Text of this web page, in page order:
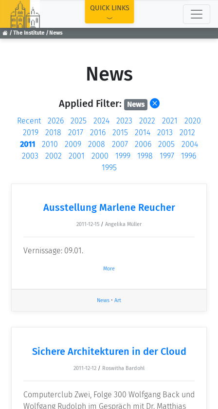
The Institute News
QUICK LINKS
News
Applied Filter: News
Recent 2026 2025 2024 2023 2022 2021
2020
2019
2018 2017 2016 2015 2014 2013
2012
2011
2010 2009 2008 2007 2006 2005
2004
2003
2002 2001 2000 1999 1998 1997
1996
1995
Ausstellung Marlene Reucher
2011-12-15 / Angelika Müller
Vernissage: 09.01.
More
News • Art
Sichere Architekturen in der Cloud
2011-12-12 / Roswitha Bardohl
Computerclub Zwei, Folge 300 Wolfgang Back und
Wolfgang Rudolph im Gespräch mit Dr. Matthias